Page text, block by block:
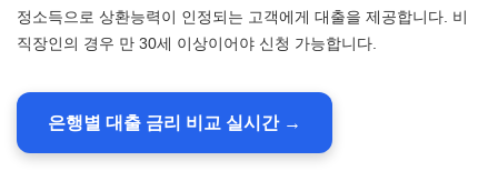
정소득으로 상환능력이 인정되는 고객에게 대출을 제공합니다. 비
직장인의 경우 만 30세 이상이어야 신청 가능합니다.
은행별 대출 금리 비교 실시간 →